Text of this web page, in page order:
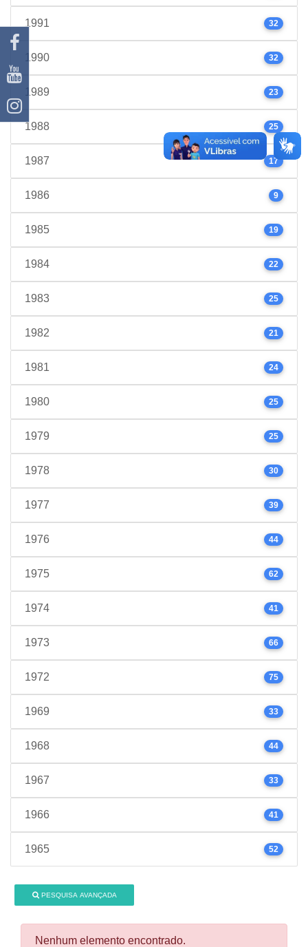
1991 32
1990 32
1989 23
1988 25
1987 17
1986 9
1985 19
1984 22
1983 25
1982 21
1981 24
1980 25
1979 25
1978 30
1977 39
1976 44
1975 62
1974 41
1973 66
1972 75
1969 33
1968 44
1967 33
1966 41
1965 52
PESQUISA AVANÇADA
Nenhum elemento encontrado.